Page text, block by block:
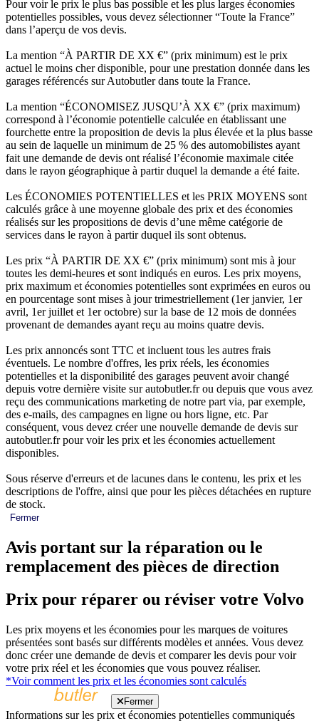
Pour voir le prix le plus bas possible et les plus larges économies
potentielles possibles, vous devez sélectionner “Toute la France”
dans l’aperçu de vos devis.
La mention “À PARTIR DE XX €” (prix minimum) est le prix
actuel le moins cher disponible, pour une prestation donnée dans les
garages référencés sur Autobutler dans toute la France.
La mention “ÉCONOMISEZ JUSQU’À XX €” (prix maximum)
correspond à l’économie potentielle calculée en établissant une
fourchette entre la proposition de devis la plus élevée et la plus basse
au sein de laquelle un minimum de 25 % des automobilistes ayant
fait une demande de devis ont réalisé l’économie maximale citée
dans le rayon géographique à partir duquel la demande a été faite.
Les ÉCONOMIES POTENTIELLES et les PRIX MOYENS sont
calculés grâce à une moyenne globale des prix et des économies
réalisés sur les propositions de devis d’une même catégorie de
services dans le rayon à partir duquel ils sont obtenus.
Les prix “À PARTIR DE XX €” (prix minimum) sont mis à jour
toutes les demi-heures et sont indiqués en euros. Les prix moyens,
prix maximum et économies potentielles sont exprimées en euros ou
en pourcentage sont mises à jour trimestriellement (1er janvier, 1er
avril, 1er juillet et 1er octobre) sur la base de 12 mois de données
provenant de demandes ayant reçu au moins quatre devis.
Les prix annoncés sont TTC et incluent tous les autres frais
éventuels. Le nombre d'offres, les prix réels, les économies
potentielles et la disponibilité des garages peuvent avoir changé
depuis votre dernière visite sur autobutler.fr ou depuis que vous avez
reçu des communications marketing de notre part via, par exemple,
des e-mails, des campagnes en ligne ou hors ligne, etc. Par
conséquent, vous devez créer une nouvelle demande de devis sur
autobutler.fr pour voir les prix et les économies actuellement
disponibles.
Sous réserve d'erreurs et de lacunes dans le contenu, les prix et les
descriptions de l'offre, ainsi que pour les pièces détachées en rupture
de stock.
Fermer
Avis portant sur la réparation ou le
remplacement des pièces de direction
Prix pour réparer ou réviser votre Volvo
Les prix moyens et les économies pour les marques de voitures
présentées sont basés sur différents modèles et années. Vous devez
donc créer une demande de devis et comparer les devis pour voir
votre prix réel et les économies que vous pouvez réaliser.
*Voir comment les prix et les économies sont calculés
Fermer
Informations sur les prix et économies potentielles communiqués